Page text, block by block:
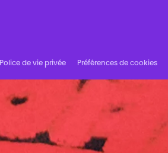
Police de vie privée Préférences de cookies